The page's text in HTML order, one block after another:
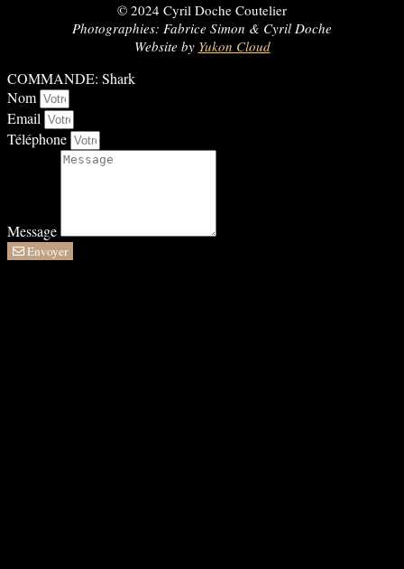
© 2024 Cyril Doche Coutelier
Photographies: Fabrice Simon & Cyril Doche
Website by Yukon Cloud
COMMANDE: Shark
Nom
Email
Téléphone
Message
Envoyer